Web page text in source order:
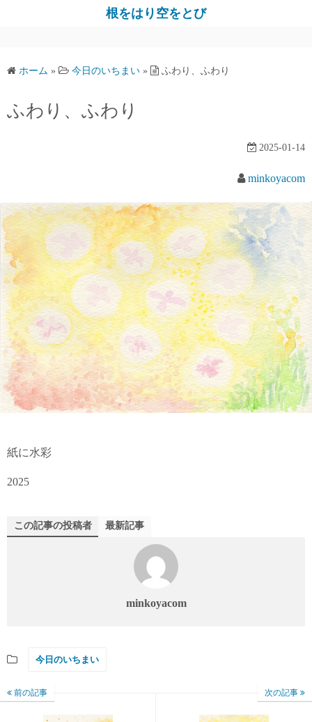
ス
根をはり空をとび
ホーム » 今日のいちまい » ふわり、ふわり
ふわり、ふわり
2025-01-14
minkoyacom
紙に水彩
2025
この記事の投稿者 最新記事
minkoyacom
今日のいちまい
前の記事 次の記事